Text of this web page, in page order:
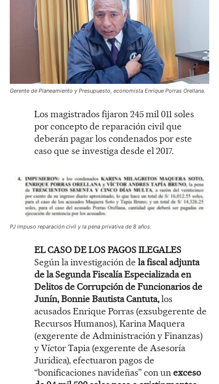
Gerente de Planeamiento y Presupuesto, economista Enrique Porras Orellana.
Los magistrados fijaron 245 mil 011 soles
por concepto de reparación civil que
deberán pagar los condenados por este
caso que se investiga desde el 2017.
PJ impuso reparación civil y la pena privativa de 8 años.
EL CASO DE LOS PAGOS ILEGALES
Según la investigación de la fiscal adjunta
de la Segunda Fiscalía Especializada en
Delitos de Corrupción de Funcionarios de
Junín, Bonnie Bautista Cantuta,los
acusados Enrique Porras (exsubgerente de
Recursos Humanos), Karina Maquera
(exgerente de Administración y Finanzas)
y Víctor Tapia (exgerente de Asesoría
Jurídica), efectuaron pagos de
“bonificaciones navideñas” con un exceso